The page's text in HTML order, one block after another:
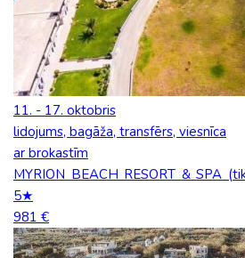
11. - 17. oktobris
lidojums, bagāža, transfērs, viesnīca
ar brokastīm
MYRION BEACH RESORT & SPA
5★
981 €